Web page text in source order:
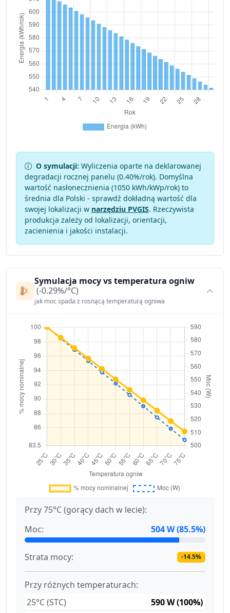
O symulacji: Wyliczenia oparte na deklarowanej
degradacji rocznej panelu (0.40%/rok). Domyślna
wartość nasłonecznienia (1050 kWh/kWp/rok) to
średnia dla Polski - sprawdź dokładną wartość dla
swojej lokalizacji w narzędziu PVGIS. Rzeczywista
produkcja zależy od lokalizacji, orientacji,
zacienienia i jakości instalacji.
Symulacja mocy vs temperatura ogniw
(-0.29%/°C)
jak moc spada z rosnącą temperaturą ogniwa
Przy 75°C (gorący dach w lecie):
Moc:
504 W (85.5%)
Strata mocy: -14.5%
Przy różnych temperaturach:
25°C (STC)
590 W (100%)